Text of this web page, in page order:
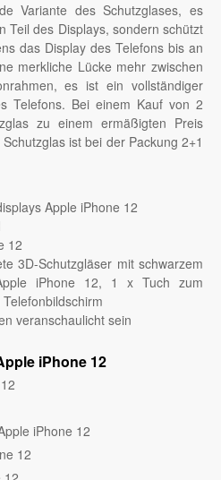
Variante des Schutzglases, es
Teil des Displays, sondern schützt
das Display des Telefons bis an
merkliche Lücke mehr zwischen
es ist ein vollständiger
Telefons. Bei einem Kauf von 2
zu einem ermäßigten Preis
ist bei der Packung 2+1
Apple iPhone 12
12
3D-Schutzgläser mit schwarzem
iPhone 12, 1 x Tuch zum
veranschaulicht sein
iPhone 12
iPhone 12
12